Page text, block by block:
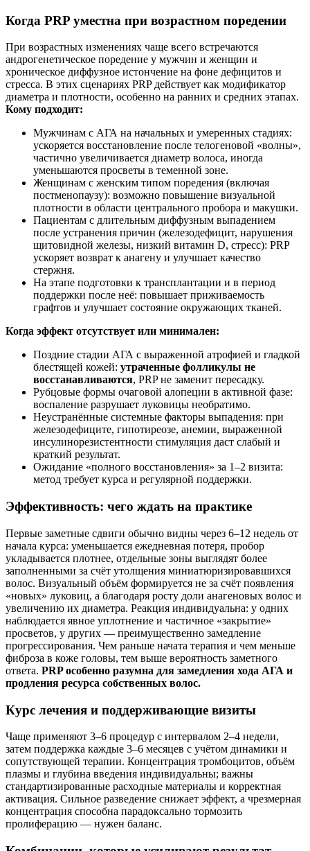
Когда PRP уместна при возрастном поредении
При возрастных изменениях чаще всего встречаются
андрогенетическое поредение у мужчин и женщин и
хроническое диффузное истончение на фоне дефицитов и
стресса. В этих сценариях PRP действует как модификатор
диаметра и плотности, особенно на ранних и средних этапах.
Кому подходит:
Мужчинам с АГА на начальных и умеренных стадиях:
ускоряется восстановление после телогеновой «волны»,
частично увеличивается диаметр волоса, иногда
уменьшаются просветы в теменной зоне.
Женщинам с женским типом поредения (включая
постменопаузу): возможно повышение визуальной
плотности в области центрального пробора и макушки.
Пациентам с длительным диффузным выпадением
после устранения причин (железодефицит, нарушения
щитовидной железы, низкий витамин D, стресс): PRP
ускоряет возврат к анагену и улучшает качество
стержня.
На этапе подготовки к трансплантации и в период
поддержки после неё: повышает приживаемость
графтов и улучшает состояние окружающих тканей.
Когда эффект отсутствует или минимален:
Поздние стадии АГА с выраженной атрофией и гладкой
блестящей кожей: утраченные фолликулы не
восстанавливаются, PRP не заменит пересадку.
Рубцовые формы очаговой алопеции в активной фазе:
воспаление разрушает луковицы необратимо.
Неустранённые системные факторы выпадения: при
железодефиците, гипотиреозе, анемии, выраженной
инсулинорезистентности стимуляция даст слабый и
краткий результат.
Ожидание «полного восстановления» за 1–2 визита:
метод требует курса и регулярной поддержки.
Эффективность: чего ждать на практике
Первые заметные сдвиги обычно видны через 6–12 недель от
начала курса: уменьшается ежедневная потеря, пробор
укладывается плотнее, отдельные зоны выглядят более
заполненными за счёт утолщения миниатюризировавшихся
волос. Визуальный объём формируется не за счёт появления
«новых» луковиц, а благодаря росту доли анагеновых волос и
увеличению их диаметра. Реакция индивидуальна: у одних
наблюдается явное уплотнение и частичное «закрытие»
просветов, у других — преимущественно замедление
прогрессирования. Чем раньше начата терапия и чем меньше
фиброза в коже головы, тем выше вероятность заметного
ответа. PRP особенно разумна для замедления хода АГА и
продления ресурса собственных волос.
Курс лечения и поддерживающие визиты
Чаще применяют 3–6 процедур с интервалом 2–4 недели,
затем поддержка каждые 3–6 месяцев с учётом динамики и
сопутствующей терапии. Концентрация тромбоцитов, объём
плазмы и глубина введения индивидуальны; важны
стандартизированные расходные материалы и корректная
активация. Сильное разведение снижает эффект, а чрезмерная
концентрация способна парадоксально тормозить
пролиферацию — нужен баланс.